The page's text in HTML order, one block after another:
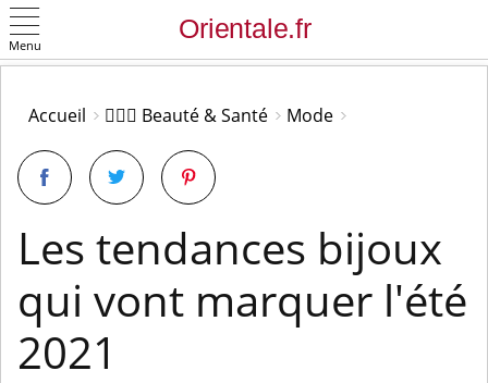
Menu
Accueil 👩🏻‍⚕️ Beauté & Santé Mode
Les tendances bijoux
qui vont marquer l'été
2021